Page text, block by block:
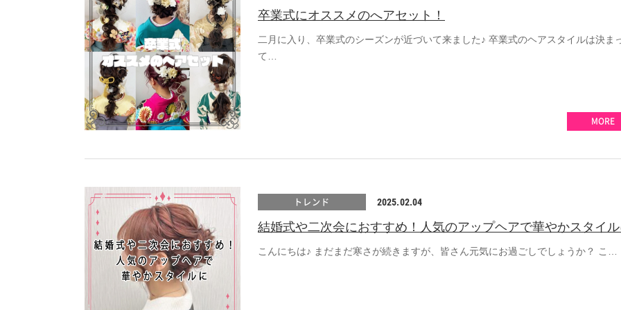
卒業式にオススメのへアセット！
二月に入り、卒業式のシーズンが近づいて来ました♪ 卒業式のヘアスタイルは決ま
て…
MORE
トレンド 2025.02.04
結婚式や二次会におすすめ！人気のアップヘアで華やかスタイ
こんにちは♪ まだまだ寒さが続きますが、皆さん元気にお過ごしでしょうか？ こ…